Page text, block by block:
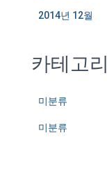
2014년 12월
카테고리
미분류
미분류